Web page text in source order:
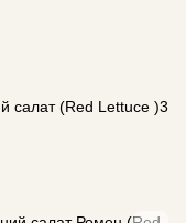
салат (Red Lettuce )3